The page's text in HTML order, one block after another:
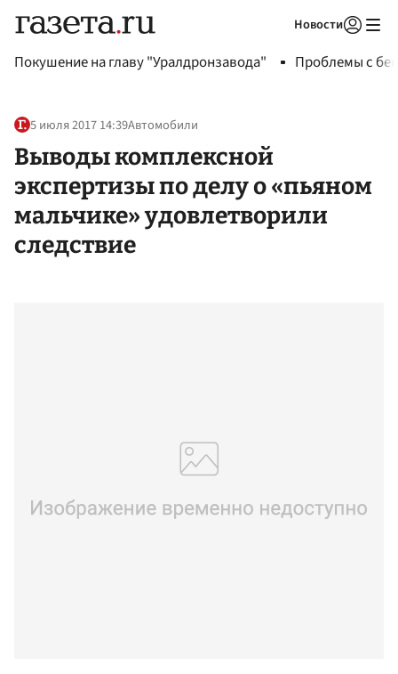
Новости
Покушение на главу "Уралдронзавода" Проблемы с
5 июля 2017 14:39Автомобили
Выводы комплексной
экспертизы по делу о «пьяном
мальчике» удовлетворили
следствие